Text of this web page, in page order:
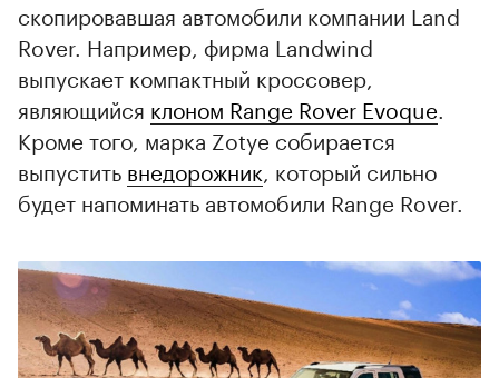
скопировавшая автомобили компании Land
Rover. Например, фирма Landwind
выпускает компактный кроссовер,
являющийся клоном Range Rover Evoque
Кроме того, марка Zotye собирается
выпустить внедорожник , который сильно
будет напоминать автомобили Range Rover.